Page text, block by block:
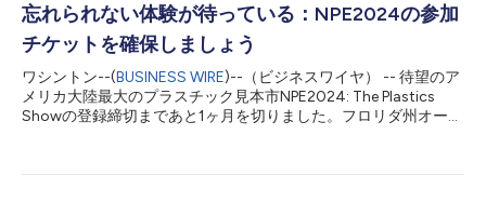
忘れられない体験が待っている：NPE2024の参加
チケットを確保しましょう
ワシントン--(BUSINESS WIRE)--（ビジネスワイヤ） -- 待望のア
メリカ大陸最大のプラスチック見本市NPE2024: The Plastics
Showの登録締切まであと1ヶ月を切りました。フロリダ州オーラ
ースを誇ります。NPE2024は、55,000人を超える業界関係者と